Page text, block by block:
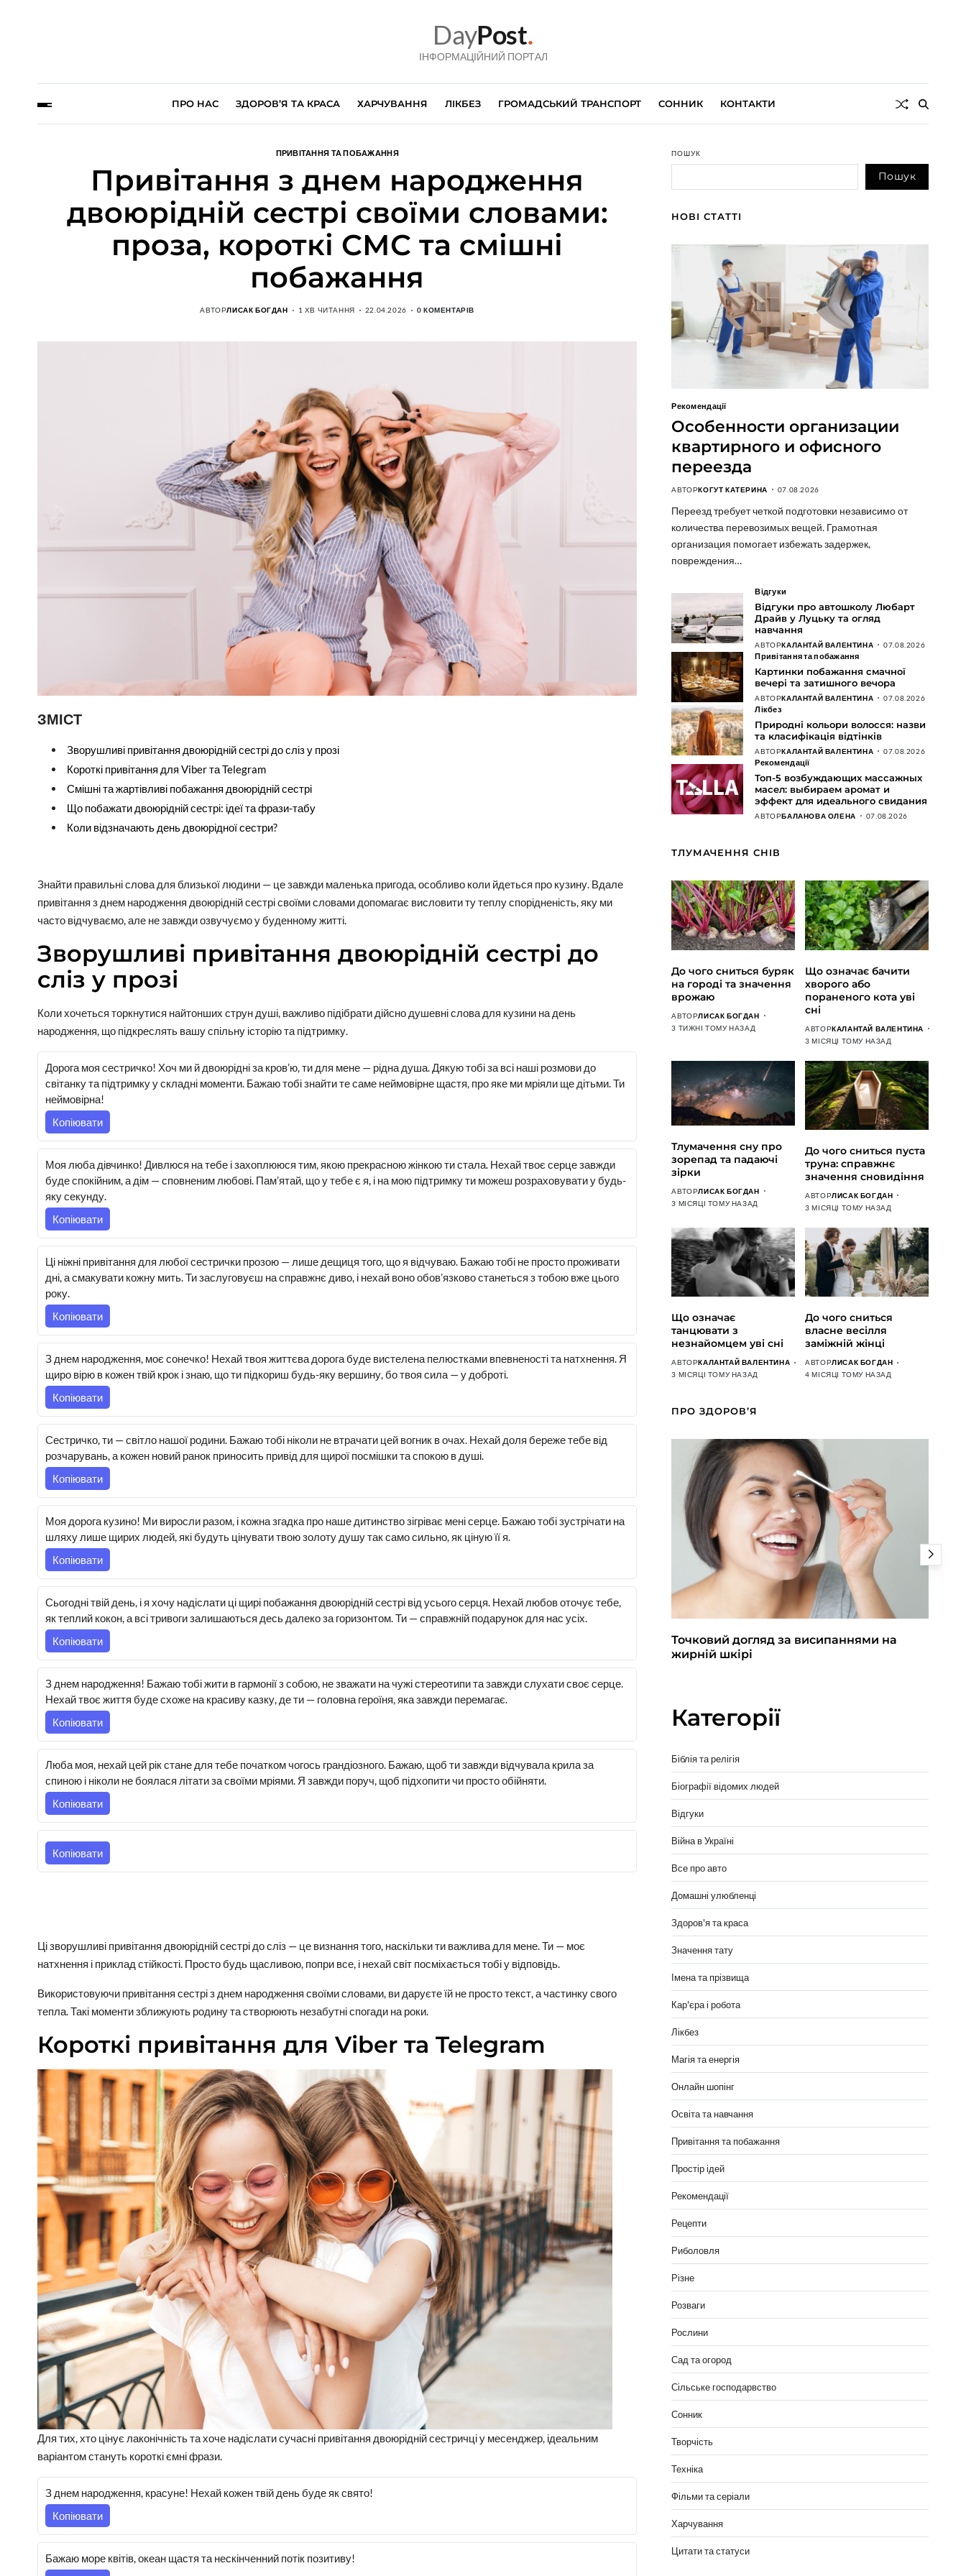
DayPost.
ІНФОРМАЦІЙНИЙ ПОРТАЛ
ПРО НАС ЗДОРОВ’Я ТА КРАСА ХАРЧУВАННЯ ЛІКБЕЗ ГРОМАДСЬКИЙ ТРАНСПОРТ СОННИК КОНТАКТИ
ПРИВІТАННЯ ТА ПОБАЖАННЯ
Привітання з днем народження
двоюрідній сестрі своїми словами:
проза, короткі СМС та смішні
побажання
АВТОРЛИСАК БОГДАН 1 ХВ ЧИТАННЯ 22.04.2026 0 КОМЕНТАРІВ
ЗМІСТ
Зворушливі привітання двоюрідній сестрі до сліз у прозі
Короткі привітання для Viber та Telegram
Смішні та жартівливі побажання двоюрідній сестрі
Що побажати двоюрідній сестрі: ідеї та фрази-табу
Коли відзначають день двоюрідної сестри?
Знайти правильні слова для близької людини — це завжди маленька пригода, особливо коли йдеться про кузину. Вдале
привітання з днем народження двоюрідній сестрі своїми словами допомагає висловити ту теплу спорідненість, яку ми
часто відчуваємо, але не завжди озвучуємо у буденному житті.
Зворушливі привітання двоюрідній сестрі до
сліз у прозі
Коли хочеться торкнутися найтонших струн душі, важливо підібрати дійсно душевні слова для кузини на день
народження, що підкреслять вашу спільну історію та підтримку.
Дорога моя сестричко! Хоч ми й двоюрідні за кров’ю, ти для мене — рідна душа. Дякую тобі за всі наші розмови до
світанку та підтримку у складні моменти. Бажаю тобі знайти те саме неймовірне щастя, про яке ми мріяли ще дітьми. Ти
неймовірна!
Копіювати
Моя люба дівчинко! Дивлюся на тебе і захоплююся тим, якою прекрасною жінкою ти стала. Нехай твоє серце завжди
буде спокійним, а дім — сповненим любові. Пам’ятай, що у тебе є я, і на мою підтримку ти можеш розраховувати у будь-
яку секунду.
Копіювати
Ці ніжні привітання для любої сестрички прозою — лише дещиця того, що я відчуваю. Бажаю тобі не просто проживати
дні, а смакувати кожну мить. Ти заслуговуєш на справжнє диво, і нехай воно обов’язково станеться з тобою вже цього
року.
Копіювати
З днем народження, моє сонечко! Нехай твоя життєва дорога буде вистелена пелюстками впевненості та натхнення. Я
щиро вірю в кожен твій крок і знаю, що ти підкориш будь-яку вершину, бо твоя сила — у доброті.
Копіювати
Сестричко, ти — світло нашої родини. Бажаю тобі ніколи не втрачати цей вогник в очах. Нехай доля береже тебе від
розчарувань, а кожен новий ранок приносить привід для щирої посмішки та спокою в душі.
Копіювати
Моя дорога кузино! Ми виросли разом, і кожна згадка про наше дитинство зігріває мені серце. Бажаю тобі зустрічати на
шляху лише щирих людей, які будуть цінувати твою золоту душу так само сильно, як ціную її я.
Копіювати
Сьогодні твій день, і я хочу надіслати ці щирі побажання двоюрідній сестрі від усього серця. Нехай любов оточує тебе,
як теплий кокон, а всі тривоги залишаються десь далеко за горизонтом. Ти — справжній подарунок для нас усіх.
Копіювати
З днем народження! Бажаю тобі жити в гармонії з собою, не зважати на чужі стереотипи та завжди слухати своє серце.
Нехай твоє життя буде схоже на красиву казку, де ти — головна героїня, яка завжди перемагає.
Копіювати
Люба моя, нехай цей рік стане для тебе початком чогось грандіозного. Бажаю, щоб ти завжди відчувала крила за
спиною і ніколи не боялася літати за своїми мріями. Я завжди поруч, щоб підхопити чи просто обійняти.
Копіювати
Копіювати
Ці зворушливі привітання двоюрідній сестрі до сліз — це визнання того, наскільки ти важлива для мене. Ти — моє
натхнення і приклад стійкості. Просто будь щасливою, попри все, і нехай світ посміхається тобі у відповідь.
Використовуючи привітання сестрі з днем народження своїми словами, ви даруєте їй не просто текст, а частинку свого
тепла. Такі моменти зближують родину та створюють незабутні спогади на роки.
Короткі привітання для Viber та Telegram
Для тих, хто цінує лаконічність та хоче надіслати сучасні привітання двоюрідній сестричці у месенджер, ідеальним
варіантом стануть короткі ємні фрази.
З днем народження, красуне! Нехай кожен твій день буде як свято!
Копіювати
Бажаю море квітів, океан щастя та нескінченний потік позитиву!
ПОШУК
Пошук
НОВІ СТАТТІ
Рекомендації
Особенности организации
квартирного и офисного
переезда
АВТОРКОГУТ КАТЕРИНА 07.08.2026
Переезд требует четкой подготовки независимо от
количества перевозимых вещей. Грамотная
организация помогает избежать задержек,
повреждения…
Відгуки
Відгуки про автошколу Любарт
Драйв у Луцьку та огляд
навчання
АВТОРКАЛАНТАЙ ВАЛЕНТИНА 07.08.2026
Привітання та побажання
Картинки побажання смачної
вечері та затишного вечора
АВТОРКАЛАНТАЙ ВАЛЕНТИНА 07.08.2026
Лікбез
Природні кольори волосся: назви
та класифікація відтінків
АВТОРКАЛАНТАЙ ВАЛЕНТИНА 07.08.2026
Рекомендації
Топ-5 возбуждающих массажных
масел: выбираем аромат и
эффект для идеального свидания
АВТОРБАЛАНОВА ОЛЕНА 07.08.2026
ТЛУМАЧЕННЯ СНІВ
До чого сниться буряк
на городі та значення
врожаю
АВТОРЛИСАК БОГДАН
3 ТИЖНІ ТОМУ НАЗАД
Що означає бачити
хворого або
пораненого кота уві
сні
АВТОРКАЛАНТАЙ ВАЛЕНТИНА
3 МІСЯЦІ ТОМУ НАЗАД
Тлумачення сну про
зорепад та падаючі
зірки
АВТОРЛИСАК БОГДАН
3 МІСЯЦІ ТОМУ НАЗАД
До чого сниться пуста
труна: справжнє
значення сновидіння
АВТОРЛИСАК БОГДАН
3 МІСЯЦІ ТОМУ НАЗАД
Що означає
танцювати з
незнайомцем уві сні
АВТОРКАЛАНТАЙ ВАЛЕНТИНА
3 МІСЯЦІ ТОМУ НАЗАД
До чого сниться
власне весілля
заміжній жінці
АВТОРЛИСАК БОГДАН
4 МІСЯЦІ ТОМУ НАЗАД
ПРО ЗДОРОВ’Я
Точковий догляд за висипаннями на
жирній шкірі
Категорії
Біблія та релігія
Біографії відомих людей
Відгуки
Війна в Україні
Все про авто
Домашні улюбленці
Здоров'я та краса
Значення тату
Імена та прізвища
Кар'єра і робота
Лікбез
Магія та енергія
Онлайн шопінг
Освіта та навчання
Привітання та побажання
Простір ідей
Рекомендації
Рецепти
Риболовля
Різне
Розваги
Рослини
Сад та огород
Сільське господарвство
Сонник
Творчість
Техніка
Фільми та серіали
Харчування
Цитати та статуси